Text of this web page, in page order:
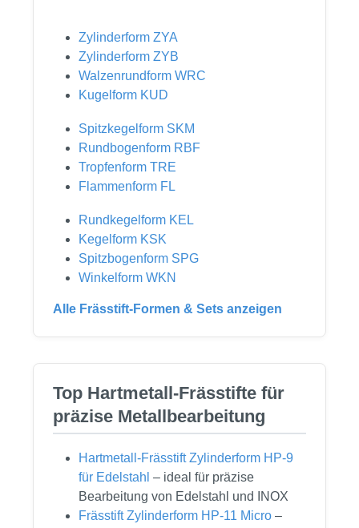
Zylinderform ZYA
Zylinderform ZYB
Walzenrundform WRC
Kugelform KUD
Spitzkegelform SKM
Rundbogenform RBF
Tropfenform TRE
Flammenform FL
Rundkegelform KEL
Kegelform KSK
Spitzbogenform SPG
Winkelform WKN
Alle Frässtift-Formen & Sets anzeigen
Top Hartmetall-Frässtifte für
präzise Metallbearbeitung
Hartmetall-Frässtift Zylinderform HP-9
für Edelstahl – ideal für präzise
Bearbeitung von Edelstahl und INOX
Frässtift Zylinderform HP-11 Micro –